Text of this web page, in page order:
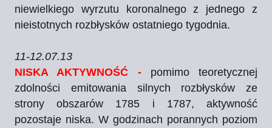
niewielkiego wyrzutu koronalnego z jednego z
nieistotnych rozbłysków ostatniego tygodnia.
11-12.07.13
NISKA AKTYWNOŚĆ -pomimo teoretycznej
zdolności emitowania silnych rozbłysków ze
strony obszarów 1785 i 1787, aktywność
pozostaje niska. W godzinach porannych poziom